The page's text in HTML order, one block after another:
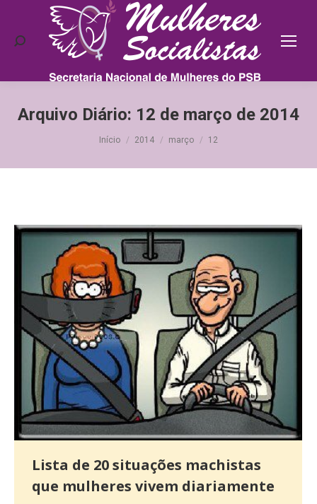
Search:
Arquivo Diário: 12 de março de 2014
Você está aqui:
Início 2014 março 12
Lista de 20 situações machistas
que mulheres vivem diariamente